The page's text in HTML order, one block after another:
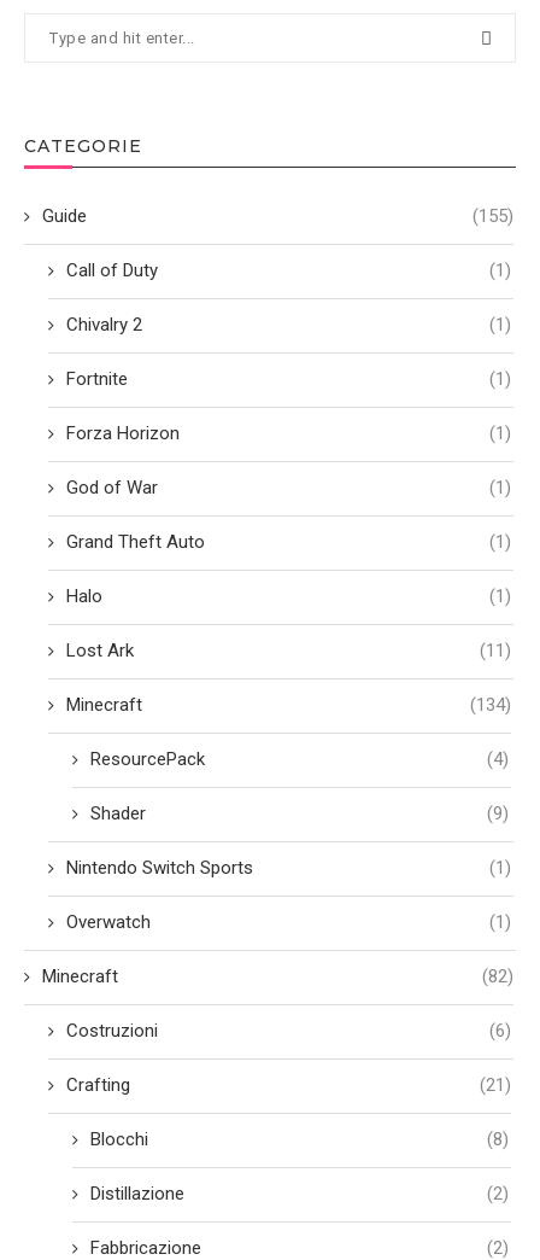
CATEGORIE
Guide (155)
Call of Duty (1)
Chivalry 2 (1)
Fortnite (1)
Forza Horizon (1)
God of War (1)
Grand Theft Auto (1)
Halo (1)
Lost Ark (11)
Minecraft (134)
ResourcePack (4)
Shader (9)
Nintendo Switch Sports (1)
Overwatch (1)
Minecraft (82)
Costruzioni (6)
Crafting (21)
Blocchi (8)
Distillazione (2)
Fabbricazione (2)